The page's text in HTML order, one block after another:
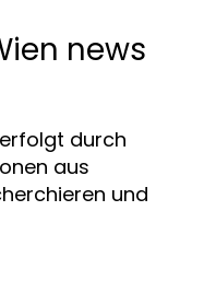
news
durch
aus
und